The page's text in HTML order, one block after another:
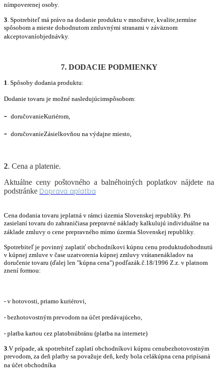
nímpoverenej osoby.
3 . Spotrebiteľ má právo na dodanie produktu v množstve, kvalite,termíne
spôsobom a mieste dohodnutom zmluvnými stranami v záväznom
akceptovaníobjednávky.
7. DODACIE PODMIENKY
1. Spôsoby dodania produktu:
Dodanie tovaru je možné nasledujúcimspôsobom:
- doručovanieKuriérom,
- doručovanieZásielkovňou na výdajne miesto,
2. Cena a platenie.
Aktuálne ceny poštovného a balnéhoiných poplatkov nájdete na
podstránke Doprava aplatba
Cena dodania tovaru jeplatná v rámci územia Slovenskej republiky. Pri
zasielaní tovaru do zahraničiasa prepravné náklady kalkulujú individuálne na
základe zmluvy o cene prepravného mimo územia Slovenskej republiky.
Spotrebiteľ je povinný zaplatiť obchodníkovi kúpnu cenu produktudohodnutú
v kúpnej zmluve v čase uzatvorenia kúpnej zmluvy vrátanenákladov na
doručenie tovaru (ďalej len "kúpna cena") podľazák.č.18/1996 Z.z. v platnom
znení formou:
- v hotovosti, priamo kuriérovi,
- bezhotovostným prevodom na účet predávajúceho,
- platba kartou cez platobnúbránu (platba na internete)
3.V prípade, ak spotrebiteľ zaplatí obchodníkovi kúpnu cenubezhotovostným
prevodom, za deň platby sa považuje deň, kedy bola celákúpna cena pripísaná
na účet obchodníka